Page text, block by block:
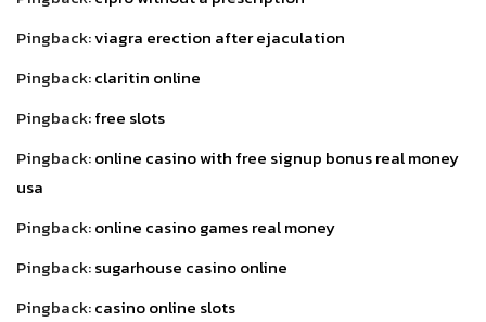
Pingback:viagra erection after ejaculation
Pingback:claritin online
Pingback:free slots
Pingback:online casino with free signup bonus real money
usa
Pingback:online casino games real money
Pingback:sugarhouse casino online
Pingback:casino online slots